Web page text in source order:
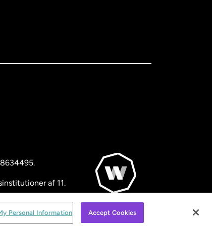
af 11.
Personal Information Accept Cookies